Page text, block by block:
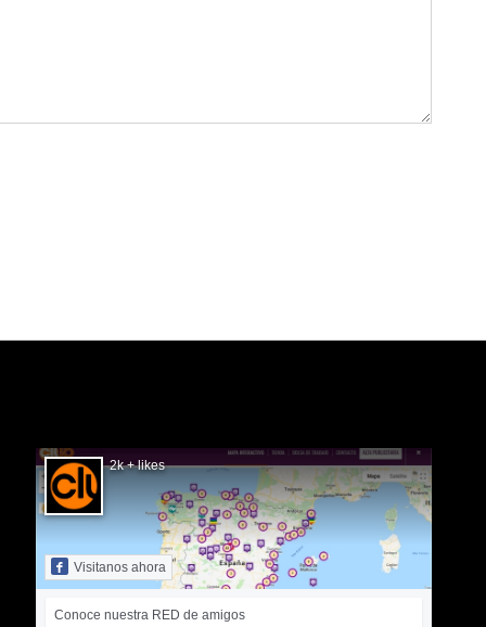
2k + likes
Visitanos ahora
Conoce nuestra RED de amigos